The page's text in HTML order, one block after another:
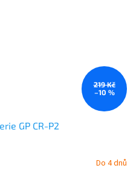
219 Kč
–10 %
GP CR-P2
Do 4 dnů